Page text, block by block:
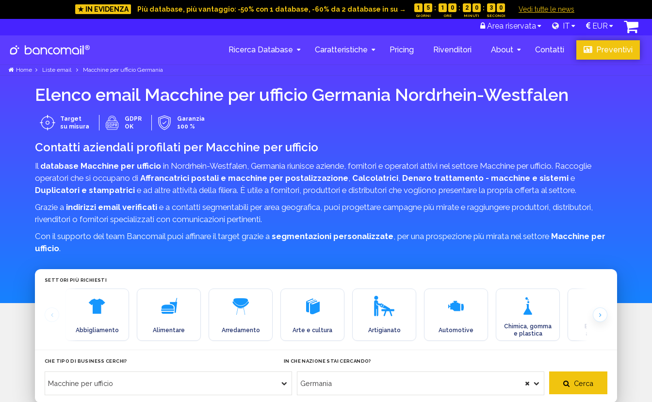
★ IN EVIDENZA Più database, più vantaggio: -50% con 1 database, -60% da 2 database in su → 1 5 1 0 2 0 2 9 Vedi tutte le news
Area riservata IT EUR
Ricerca Database Caratteristiche Pricing Rivenditori About Contatti Preventivi
Home Liste email Macchine per ufficio Germania
Elenco email Macchine per ufficio Germania Nordrhein-Westfalen
Target
su misura
GDPR
OK
Garanzia
100 %
Contatti aziendali profilati per Macchine per ufficio
Il database Macchine per ufficio in Nordrhein-Westfalen, Germania riunisce aziende, fornitori e operatori attivi nel settore Macchine per ufficio. Raccoglie
operatori che si occupano di Affrancatrici postali e macchine per postalizzazione, Calcolatrici, Denaro trattamento - macchine e sistemi e
Duplicatori e stampatrici e ad altre attività della filiera. È utile a fornitori, produttori e distributori che vogliono presentare la propria offerta al settore.
Grazie a indirizzi email verificati e a contatti segmentabili per area geografica, puoi progettare campagne più mirate e raggiungere produttori, distributori,
rivenditori o fornitori specializzati con comunicazioni pertinenti.
Con il supporto del team Bancomail puoi affinare il target grazie a segmentazioni personalizzate, per una prospezione più mirata nel settore Macchine per
ufficio.
SETTORI PIÙ RICHIESTI
Abbigliamento Alimentare Arredamento Arte e cultura Artigianato Automotive
Chimica, gomma
e plastica
Ecologia e
ambiente
CHE TIPO DI BUSINESS CERCHI? IN CHE NAZIONE STAI CERCANDO?
Cerca